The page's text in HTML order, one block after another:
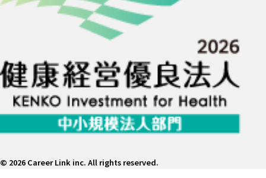
© 2026 Career Link inc. All rights reserved.